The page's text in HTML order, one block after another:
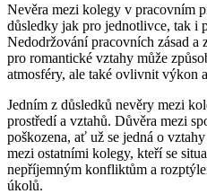
Nevěra mezi kolegy v pracovním
důsledky jak pro jednotlivce, tak i
Nedodržování pracovních zásad a
pro romantické vztahy může
atmosféry, ale také ovlivnit výkon
Jedním z důsledků nevěry mezi
prostředí a vztahů. Důvěra mezi
poškozena, ať už se jedná o
mezi ostatními kolegy, kteří se
nepříjemným konfliktům a
úkolů.